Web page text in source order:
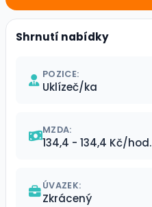
Shrnutí nabídky
POZICE:
Uklízeč/ka
MZDA:
134,4 - 134,4 Kč/hod.
ÚVAZEK:
Zkrácený